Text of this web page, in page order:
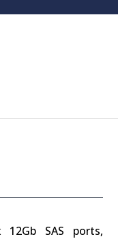
SAS ports,